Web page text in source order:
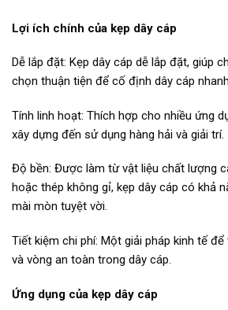
Lợi ích chính của kẹp dây cáp
Dễ lắp đặt: Kẹp dây cáp dễ lắp đặt, giúp
chọn thuận tiện để cố định dây cáp
Tính linh hoạt: Thích hợp cho nhiều ứng
xây dựng đến sử dụng hàng hải và giải trí.
Độ bền: Được làm từ vật liệu chất lượng
hoặc thép không gỉ, kẹp dây cáp có khả
mài mòn tuyệt vời.
Tiết kiệm chi phí: Một giải pháp kinh tế
và vòng an toàn trong dây cáp.
Ứng dụng của kẹp dây cáp